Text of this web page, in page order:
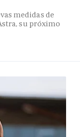
medidas de
su próximo